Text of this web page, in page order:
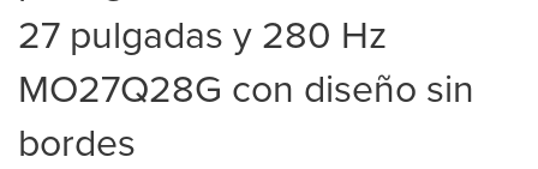
27 pulgadas y 280 Hz
MO27Q28G con diseño sin
bordes